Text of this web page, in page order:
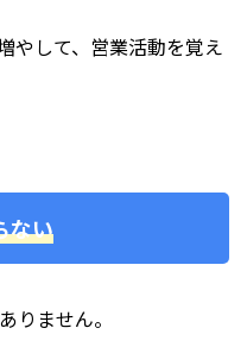
やして、営業活動を覚え
ない
りません。